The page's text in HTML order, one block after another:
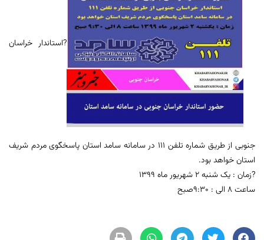
?استاندار خراسان
جنوبی از طریق شماره تلفن 111 در سامانه سامد استان پاسخگوی مردم شریف
استان خواهد بود.
?زمان : یک شنبه 2 شهریور ماه ۱۳۹۹
ساعت 8 الی : 9:30صبح